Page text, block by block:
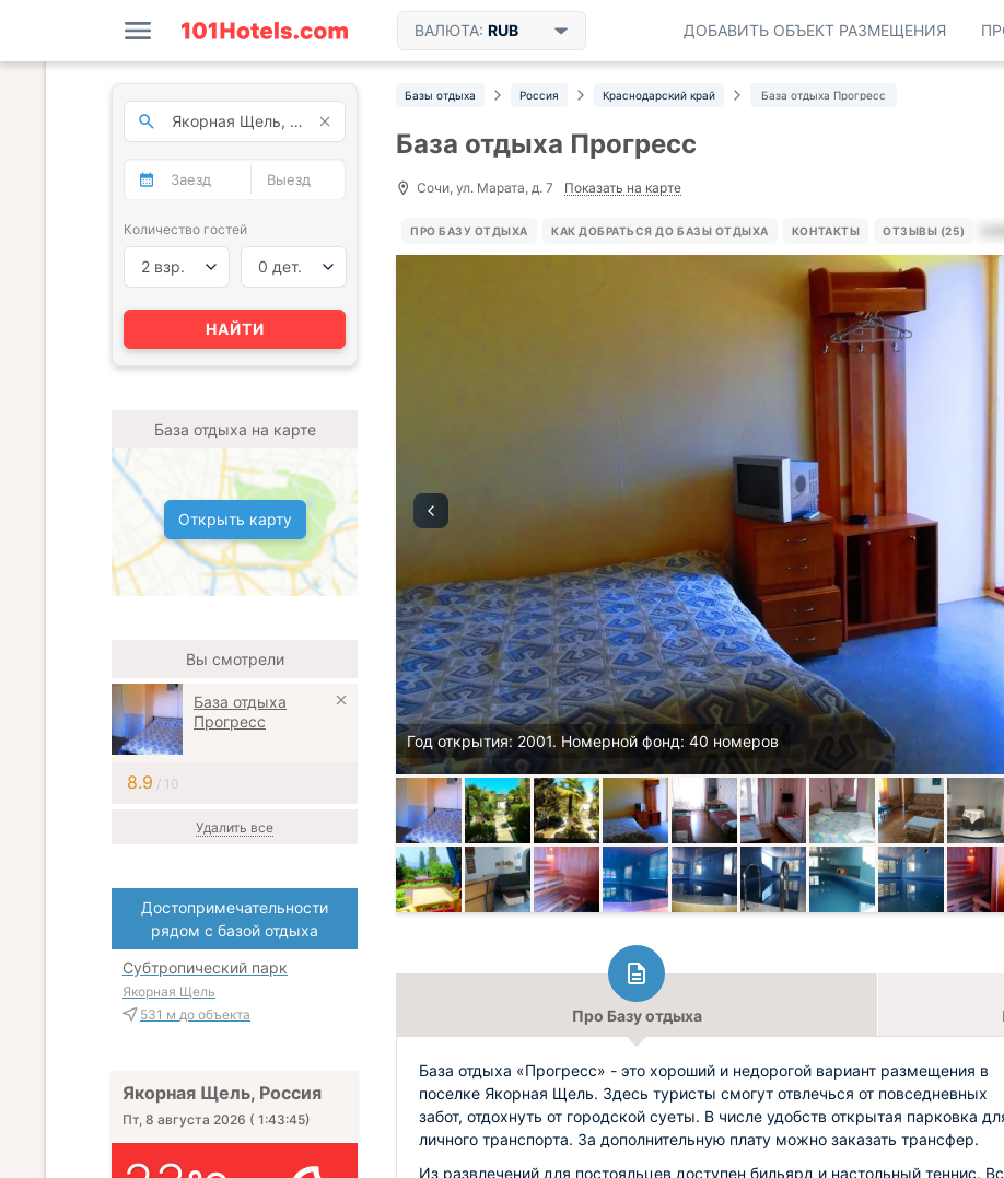
ВАЛЮТА: RUB ДОБАВИТЬ ОБЪЕКТ РАЗМЕЩЕНИЯ
Базы отдыха Россия Краснодарский край База отдыха Прогресс
База отдыха Прогресс
Сочи, ул. Марата, д. 7 Показать на карте
ПРО БАЗУ ОТДЫХА КАК ДОБРАТЬСЯ ДО БАЗЫ ОТДЫХА КОНТАКТЫ ОТЗЫВЫ (25)
Год открытия: 2001. Номерной фонд: 40 номеров
Про Базу отдыха
База отдыха «Прогресс» - это хороший и недорогой вариант размещения в
поселке Якорная Щель. Здесь туристы смогут отвлечься от повседневных
забот, отдохнуть от городской суеты. В числе удобств открытая парковка
личного транспорта. За дополнительную плату можно заказать трансфер.
Из развлечений для постояльцев доступен бильярд и настольный теннис.
Количество гостей
2 взр. 0 дет.
НАЙТИ
База отдыха на карте
Открыть карту
Вы смотрели
База отдыха
Прогресс
8.9 / 10
Удалить все
Достопримечательности
рядом с базой отдыха
Субтропический парк
Якорная Щель
531 м до объекта
Якорная Щель, Россия
Пт, 8 августа 2026 ( 1:43:46)